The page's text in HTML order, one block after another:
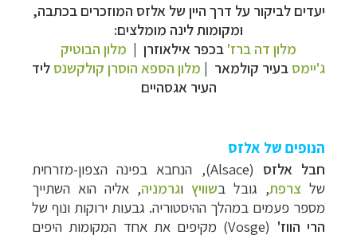
יעדים לביקור על דרך היין של אלזס המוזכרים בכתבה,
ומקומות לינה מומלצים:
מלון דה ברז' בכפר אילאוזרן | מלון הבוטיק
ג'יימס בעיר קולמאר | מלון הספא הוסרן קולקשנס ליד
העיר אגסהיים
הנופים של אלזס
חבל אלזס (Alsace), ה
נחבא בפינה הצפון-מזרחית
של צרפת, גובל בשוויץ וגרמניה, אליה הוא השתייך
מספר פעמים במהלך ההיסטוריה. גבעות ירוקות ונוף של
הרי הווז' (
Vosge) מקיפים את אחד המקומות היפים